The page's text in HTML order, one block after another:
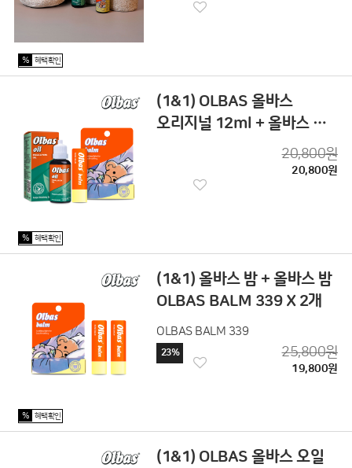
% 혜택확인
(1&1) OLBAS 올바스
오리지널 12ml + 올바스 밤
20,800원
20,800원
% 혜택확인
(1&1) 올바스 밤 + 올바스 밤
OLBAS BALM 339 X 2개
OLBAS BALM 339
23% 25,800원
19,800원
% 혜택확인
(1&1) OLBAS 올바스 오일